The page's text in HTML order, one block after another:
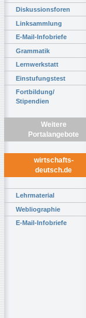
Diskussionsforen
Linksammlung
E-Mail-Infobriefe
Grammatik
Lernwerkstatt
Einstufungstest
Fortbildung/
Stipendien
Weitere
Portalangebote
wirtschafts-
deutsch.de
Lehrmaterial
Webliographie
E-Mail-Infobriefe